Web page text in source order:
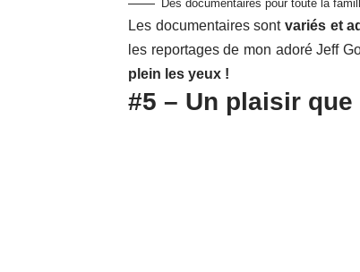
Des documentaires pour toute la
Les documentaires sontvariés et
les reportages de mon adoré Jeff
plein les yeux !
#5 – Un plaisir